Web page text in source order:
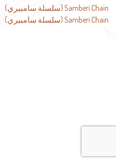
تصفّح
المقالات
Samberi Chain (سلسلة سامبيري)
Samberi Chain (سلسلة سامبيري)